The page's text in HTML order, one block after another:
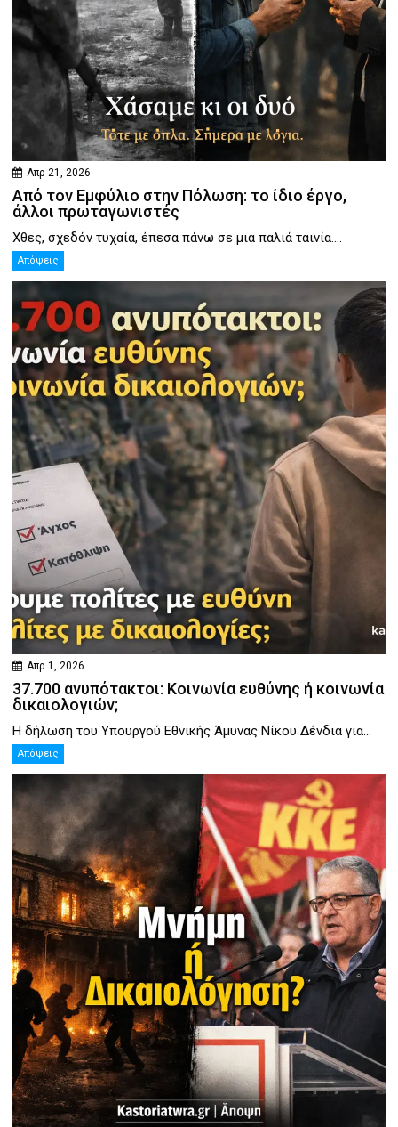
Απρ 21, 2026
Από τον Εμφύλιο στην Πόλωση: το ίδιο έργο,
άλλοι πρωταγωνιστές
Χθες, σχεδόν τυχαία, έπεσα πάνω σε μια παλιά ταινία....
Απόψεις
Απρ 1, 2026
37.700 ανυπότακτοι: Κοινωνία ευθύνης ή κοινωνία
δικαιολογιών;
Η δήλωση του Υπουργού Εθνικής Άμυνας Νίκου Δένδια για...
Απόψεις